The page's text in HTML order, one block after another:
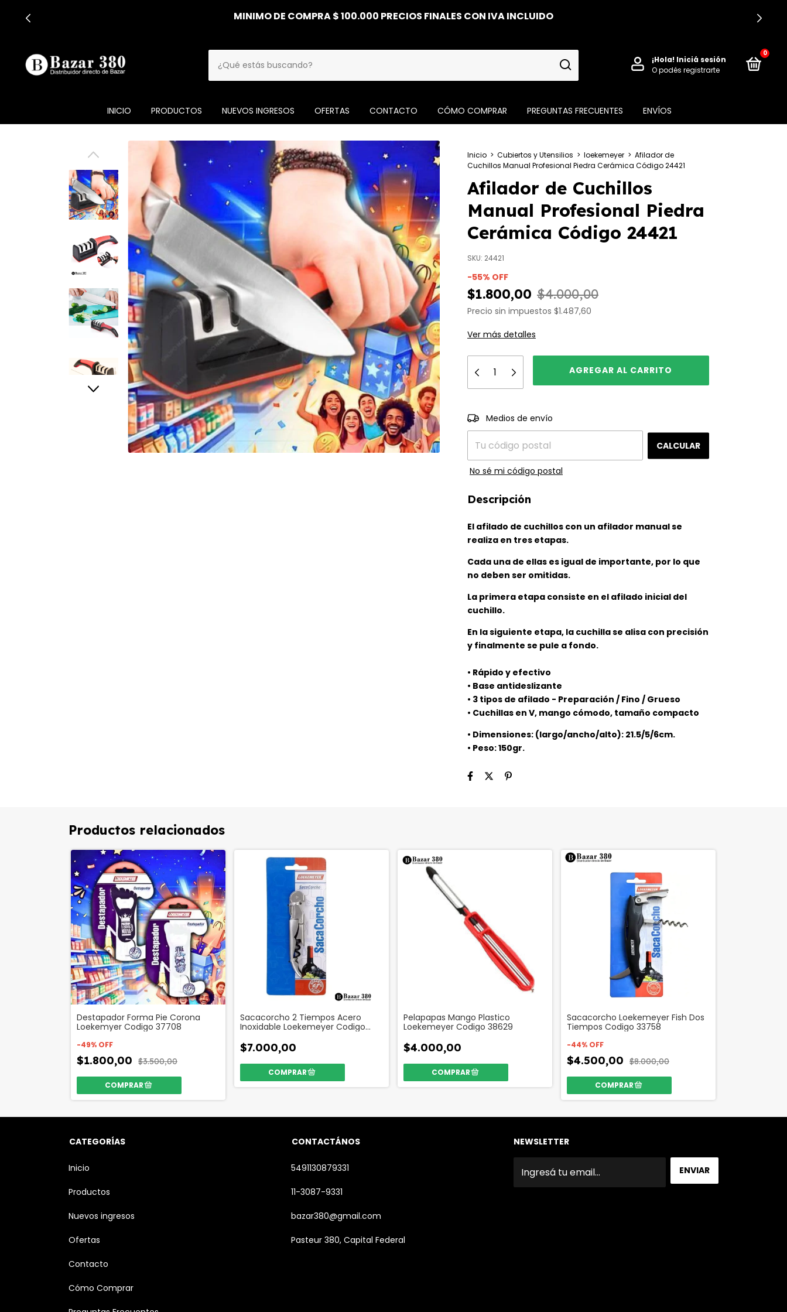
MINIMO DE COMPRA $ 100.000 PRECIOS FINALES CON IVA INCLUIDO
¡Hola! Iniciá sesión
O podés registrarte
0
INICIO PRODUCTOS NUEVOS INGRESOS OFERTAS CONTACTO CÓMO COMPRAR PREGUNTAS FRECUENTES ENVÍOS
Inicio > Cubiertos y Utensilios > loekemeyer > Afilador de
Cuchillos Manual Profesional Piedra Cerámica Código 24421
Afilador de Cuchillos
Manual Profesional Piedra
Cerámica Código 24421
SKU: 24421
-55% OFF
$1.800,00 $4.000,00
Precio sin impuestos $1.487,60
Ver más detalles
Entregas para el CP:
Medios de envío
CALCULAR
No sé mi código postal
Descripción
El afilado de cuchillos con un afilador manual se
realiza en tres etapas.
Cada una de ellas es igual de importante, por lo que
no deben ser omitidas.
La primera etapa consiste en el afilado inicial del
cuchillo.
En la siguiente etapa, la cuchilla se alisa con precisión
y finalmente se pule a fondo.
• Rápido y efectivo
• Base antideslizante
• 3 tipos de afilado - Preparación / Fino / Grueso
• Cuchillas en V, mango cómodo, tamaño compacto
• Dimensiones: (largo/ancho/alto): 21.5/5/6cm.
• Peso: 150gr.
Productos relacionados
Destapador Forma Pie Corona
Loekemyer Codigo 37708
-49% OFF
$1.800,00 $3.500,00
Sacacorcho 2 Tiempos Acero
Inoxidable Loekemeyer Codigo
$7.000,00
Pelapapas Mango Plastico
Loekemeyer Codigo 38629
$4.000,00
Sacacorcho Loekemeyer Fish Dos
Tiempos Codigo 33758
-44% OFF
$4.500,00 $8.000,00
CATEGORÍAS
Inicio
Productos
Nuevos ingresos
Ofertas
Contacto
Cómo Comprar
CONTACTÁNOS
5491130879331
11-3087-9331
bazar380@gmail.com
Pasteur 380, Capital Federal
NEWSLETTER